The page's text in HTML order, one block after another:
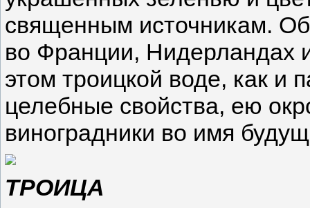
священным источникам.
во Франции, Нидерландах
этом троицкой воде, как и
целебные свойства, ею
виноградники во имя
ТРОИЦА